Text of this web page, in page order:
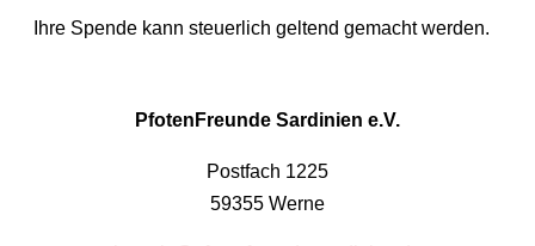
Ihre Spende kann steuerlich geltend gemacht werden.
PfotenFreunde Sardinien e.V.
Postfach 1225
59355 Werne